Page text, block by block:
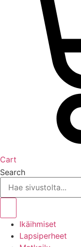
Cart
Search
Ikäihmiset
Lapsiperheet